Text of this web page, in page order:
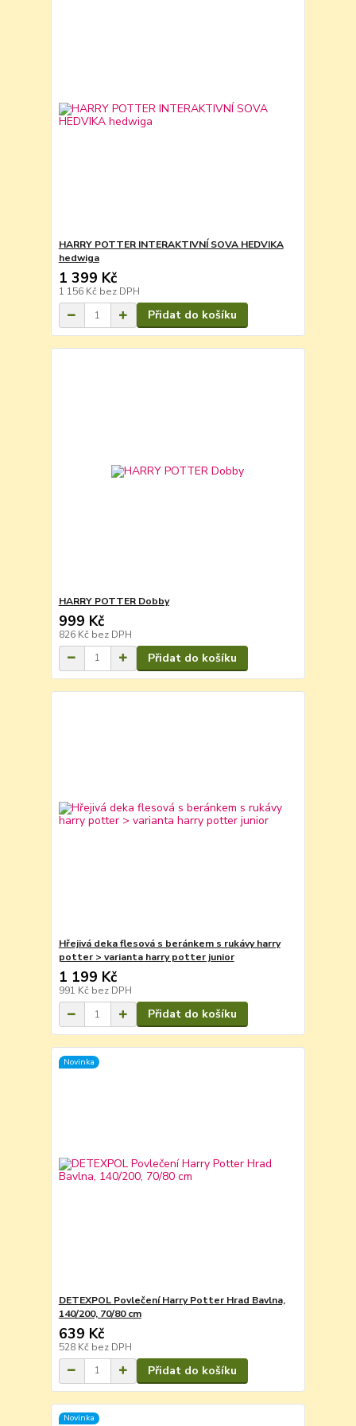
HARRY POTTER INTERAKTIVNÍ SOVA HEDVIKA
hedwiga
1 399 Kč
1 156 Kč bez DPH
Přidat do košíku
HARRY POTTER Dobby
999 Kč
826 Kč bez DPH
Přidat do košíku
Hřejivá deka flesová s beránkem s rukávy harry
potter > varianta harry potter junior
1 199 Kč
991 Kč bez DPH
Přidat do košíku
Novinka
DETEXPOL Povlečení Harry Potter Hrad Bavlna,
140/200, 70/80 cm
639 Kč
528 Kč bez DPH
Přidat do košíku
Novinka